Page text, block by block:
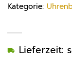
Lieferzeit:
Kategorie: